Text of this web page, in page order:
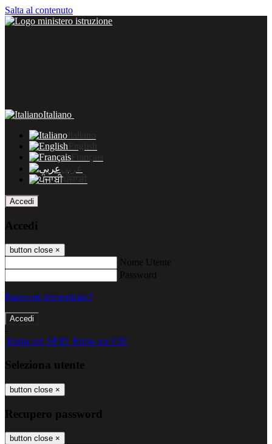
Salta al contenuto
Italiano
Italiano
English
Français
عربى
ਪੰਜਾਬੀ
Accedi
Accedi
button close ×
Nome Utente
Password
Password dimenticata?
-
Entra con SPID Entra con CIE
Seleziona utente
button close ×
Recupero password
button close ×